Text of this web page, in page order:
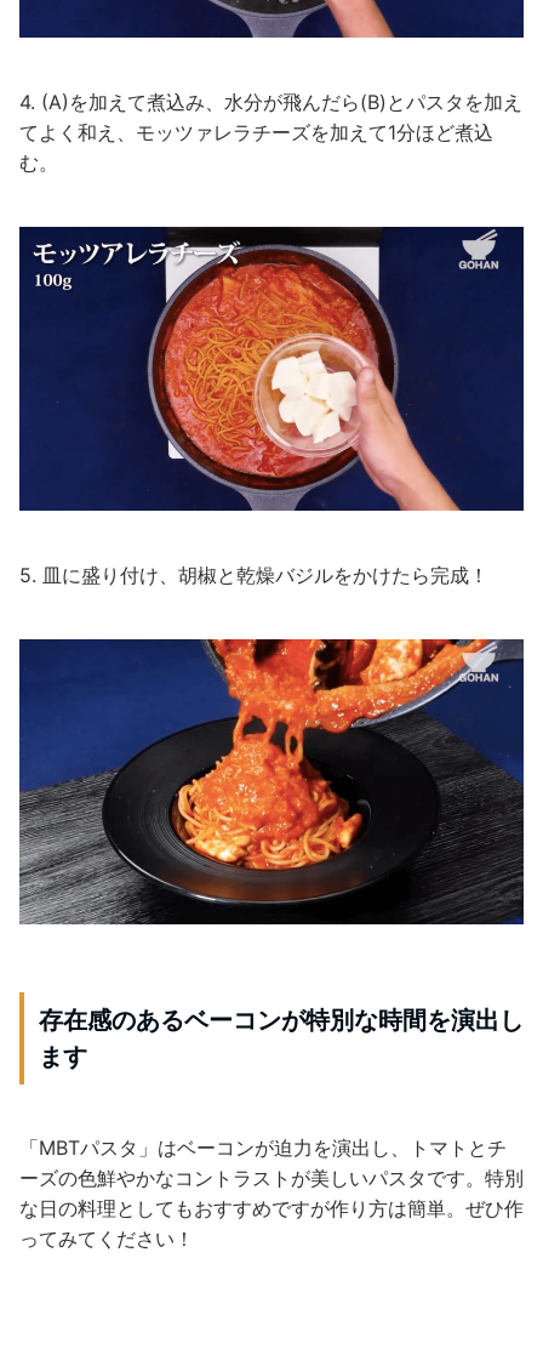
4. (A)を加えて煮込み、水分が飛んだら(B)とパスタを加え
てよく和え、モッツァレラチーズを加えて1分ほど煮込
む。
5. 皿に盛り付け、胡椒と乾燥バジルをかけたら完成！
存在感のあるベーコンが特別な時間を演出し
ます
「MBTパスタ」はベーコンが迫力を演出し、トマトとチ
ーズの色鮮やかなコントラストが美しいパスタです。特別
な日の料理としてもおすすめですが作り方は簡単。ぜひ作
ってみてください！